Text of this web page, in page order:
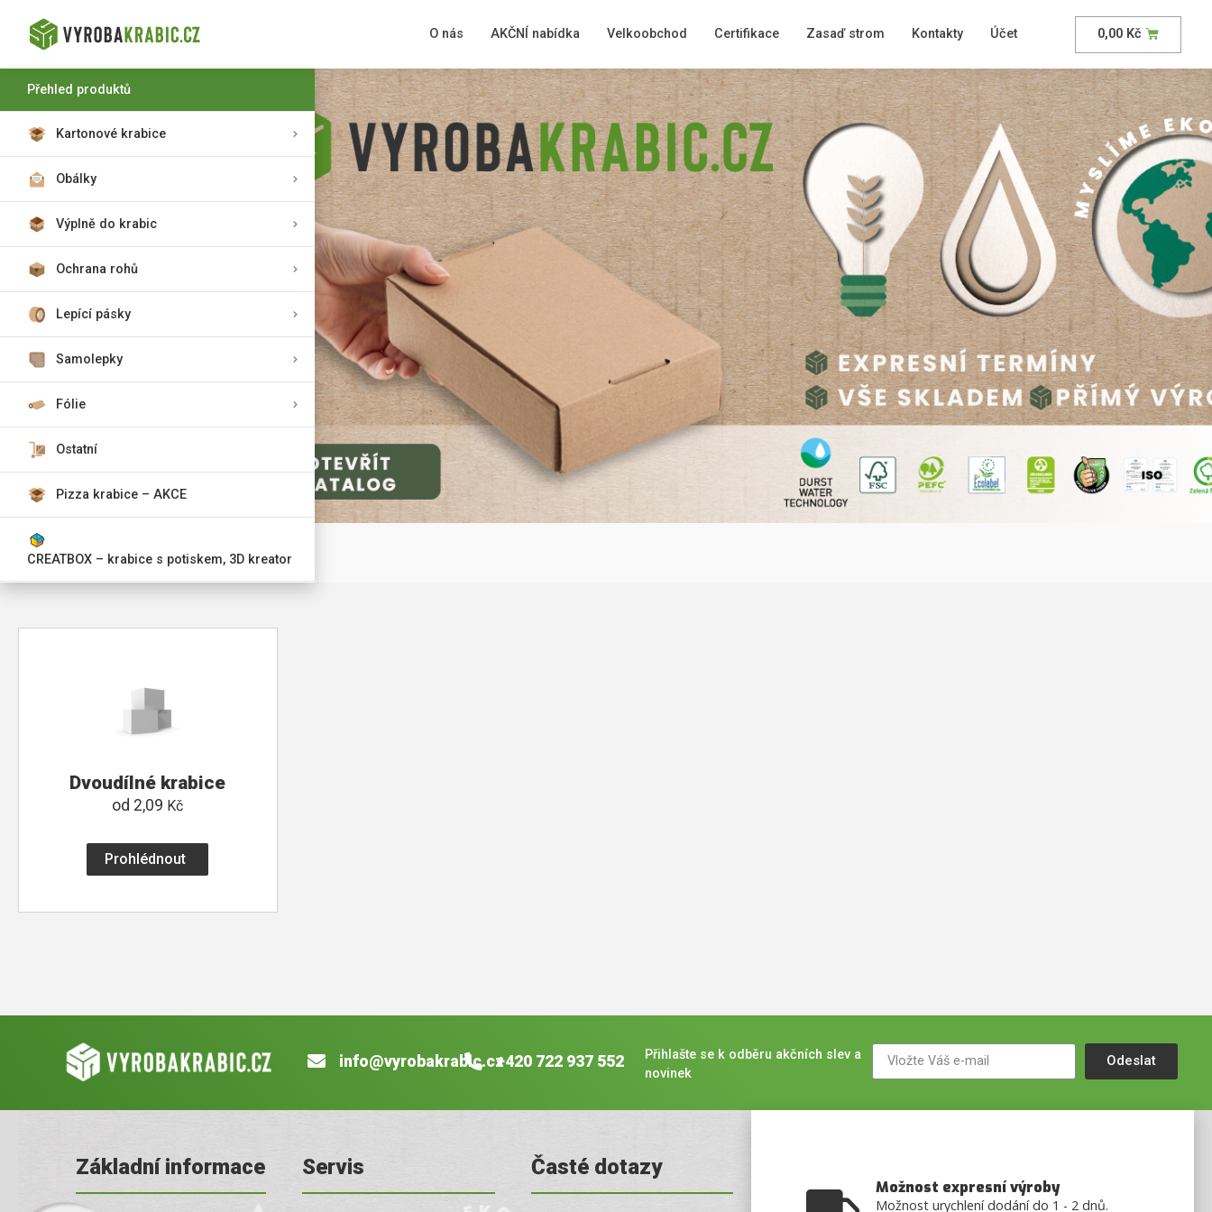
O nás AKČNÍ nabídka Velkoobchod Certifikace Zasaď strom Kontakty Účet 0,00 Kč
Přehled produktů
Kartonové krabice
Obálky
Výplně do krabic
Ochrana rohů
Lepící pásky
Samolepky
Fólie
Ostatní
Pizza krabice – AKCE
CREATBOX – krabice s potiskem, 3D kreator
Dvoudílné krabice
od 2,09 Kč
Prohlédnout
info@vyrobakrabic.cz+420 722 937 552
Přihlašte se k odběru akčních slev a
novinek
Odeslat
Základní informace Servis Časté dotazy
Možnost expresní výroby
Možnost urychlení dodání do 1 - 2 dnů.